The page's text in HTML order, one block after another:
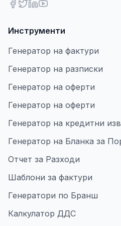
Инструменти
Генератор на фактури
Генератор на разписки
Генератор на оферти
Генератор на оферти
Генератор на кредитни
Генератор на Бланка за
Отчет за Разходи
Шаблони за фактури
Генератори по Бранш
Калкулатор ДДС